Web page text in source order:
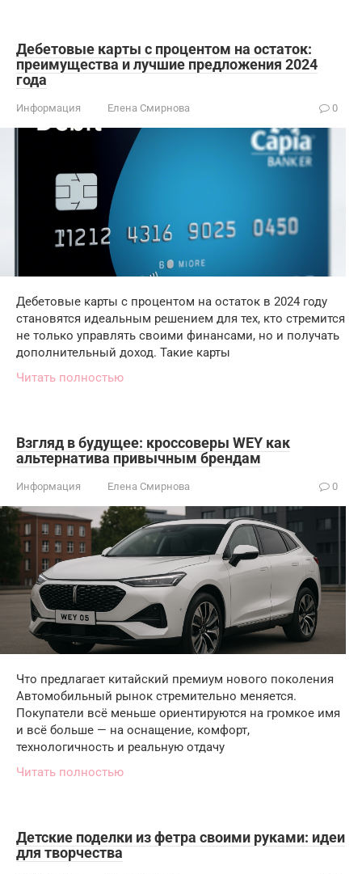
Дебетовые карты с процентом на остаток:
преимущества и лучшие предложения 2024
года
Информация Елена Смирнова 0
Дебетовые карты с процентом на остаток в 2024 году
становятся идеальным решением для тех, кто стремится
не только управлять своими финансами, но и получать
дополнительный доход. Такие карты
Читать полностью
Взгляд в будущее: кроссоверы WEY как
альтернатива привычным брендам
Информация Елена Смирнова 0
Что предлагает китайский премиум нового поколения
Автомобильный рынок стремительно меняется.
Покупатели всё меньше ориентируются на громкое имя
и всё больше — на оснащение, комфорт,
технологичность и реальную отдачу
Читать полностью
Детские поделки из фетра своими руками: идеи
для творчества